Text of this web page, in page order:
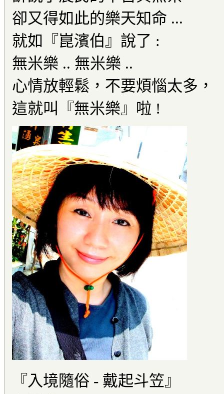
卻又得如此的樂天知命 ...
就如『崑濱伯』說了 :
無米樂 .. 無米樂 ..
心情放輕鬆，不要煩惱太多，
這就叫『無米樂』啦 !
『入境隨俗 - 戴起斗笠』